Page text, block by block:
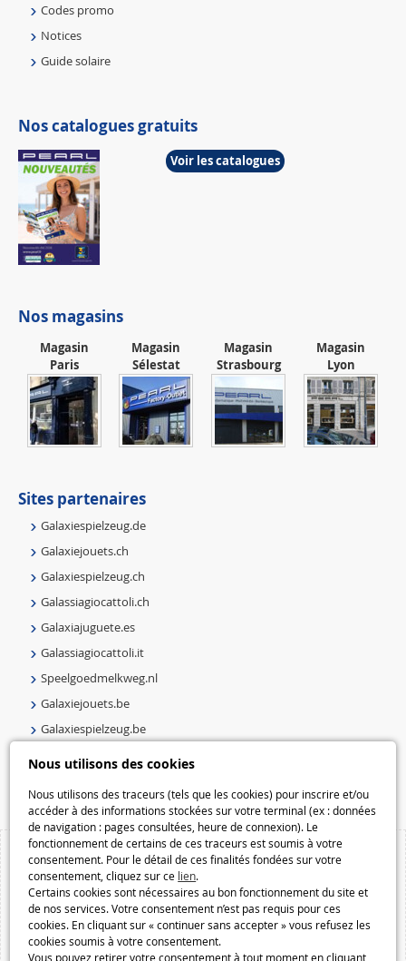
Nous utilisons des cookies
Nous utilisons des traceurs (tels que les cookies) pour inscrire et/ou
accéder à des informations stockées sur votre terminal (ex : données
de navigation : pages consultées, heure de connexion). Le
fonctionnement de certains de ces traceurs est soumis à votre
consentement. Pour le détail de ces finalités fondées sur votre
consentement, cliquez sur ce lien.
Certains cookies sont nécessaires au bon fonctionnement du site et
de nos services. Votre consentement n’est pas requis pour ces
cookies. En cliquant sur « continuer sans accepter » vous refusez les
cookies soumis à votre consentement.
Vous pouvez retirer votre consentement à tout moment en cliquant
Codes promo
Notices
Guide solaire
Nos catalogues gratuits
Voir les catalogues
Nos magasins
Magasin
Paris
Magasin
Sélestat
Magasin
Strasbourg
Magasin
Lyon
Sites partenaires
Galaxiespielzeug.de
Galaxiejouets.ch
Galaxiespielzeug.ch
Galassiagiocattoli.ch
Galaxiajuguete.es
Galassiagiocattoli.it
Speelgoedmelkweg.nl
Galaxiejouets.be
Galaxiespielzeug.be